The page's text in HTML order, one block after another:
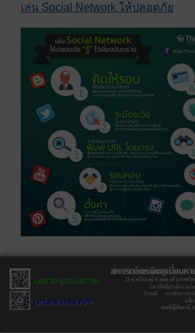
เล่น Social Network ให้ปลอดภัย